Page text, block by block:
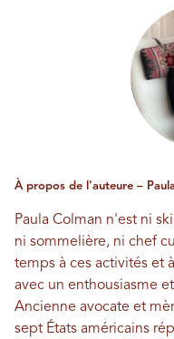
À propos de l'auteure –
Paula Colman n'est ni
ni sommelière, ni chef
temps à ces activités et
avec un enthousiasme
Ancienne avocate et
sept États américains